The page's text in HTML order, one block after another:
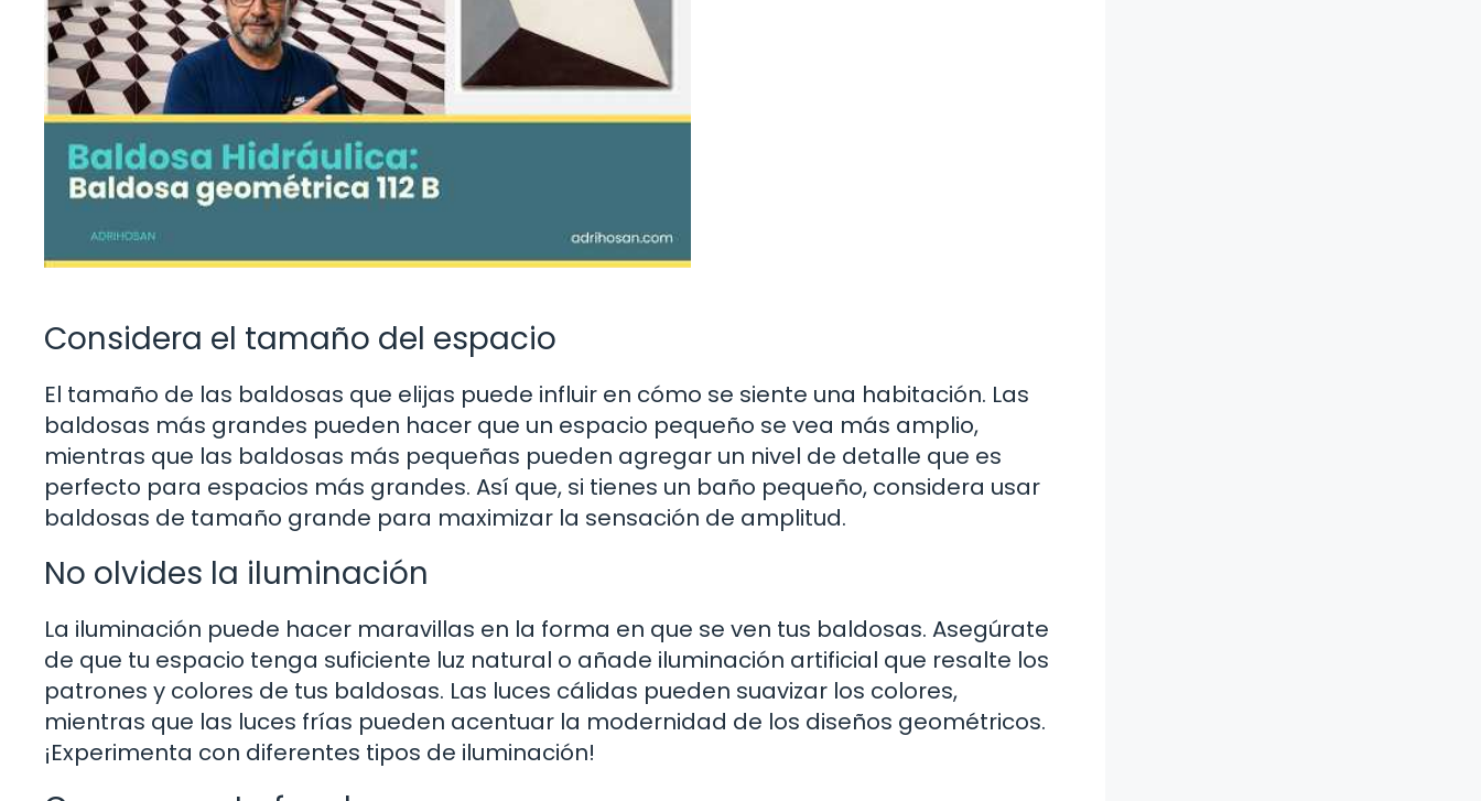
Considera el tamaño del espacio
El tamaño de las baldosas que elijas puede influir en cómo se siente una habitación. Las
baldosas más grandes pueden hacer que un espacio pequeño se vea más amplio,
mientras que las baldosas más pequeñas pueden agregar un nivel de detalle que es
perfecto para espacios más grandes. Así que, si tienes un baño pequeño, considera usar
baldosas de tamaño grande para maximizar la sensación de amplitud.
No olvides la iluminación
La iluminación puede hacer maravillas en la forma en que se ven tus baldosas. Asegúrate
de que tu espacio tenga suficiente luz natural o añade iluminación artificial que resalte los
patrones y colores de tus baldosas. Las luces cálidas pueden suavizar los colores,
mientras que las luces frías pueden acentuar la modernidad de los diseños geométricos.
¡Experimenta con diferentes tipos de iluminación!